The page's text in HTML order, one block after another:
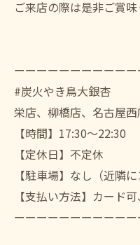
ご来店の際は是非ご賞
ーーーーーーーーーー
#炭火やき鳥大銀杏
栄店、柳橋店、名古屋西
【時間】17:30〜22:30
【定休日】不定休
【駐車場】なし（近隣
【支払い方法】カード
ーーーーーーーーーー